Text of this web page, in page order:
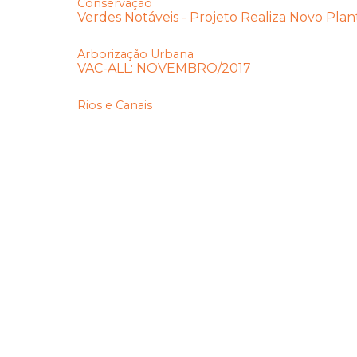
Conservação
Verdes Notáveis - Projeto Realiza Novo
Arborização Urbana
VAC-ALL: NOVEMBRO/2017
Rios e Canais